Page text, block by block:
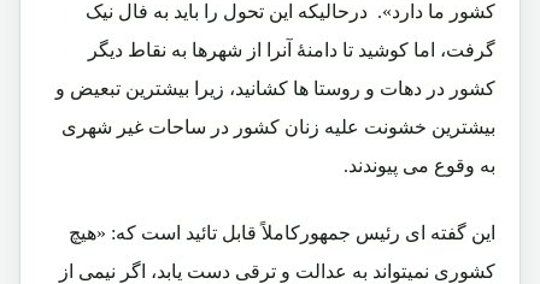
كشور ما دارد». درحالیکه این تحول را باید به فال نیک
گرفت، اما کوشید تا دامنۀ آنرا از شهرها به نقاط دیگر
کشور در دهات و روستا ها کشانید، زیرا بیشترین تبعیض و
بیشترین خشونت علیه زنان کشور در ساحات غیر شهری
به وقوع می پیوندند.
این گفته ای رئیس جمهورکاملاً قابل تائید است که: «هیچ
کشوری نمیتواند به عدالت و ترقی دست یابد، اگر نیمی از